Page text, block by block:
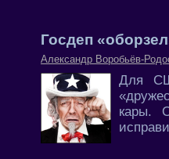
Госдеп
Александр Воробьёв-
Для
кары.